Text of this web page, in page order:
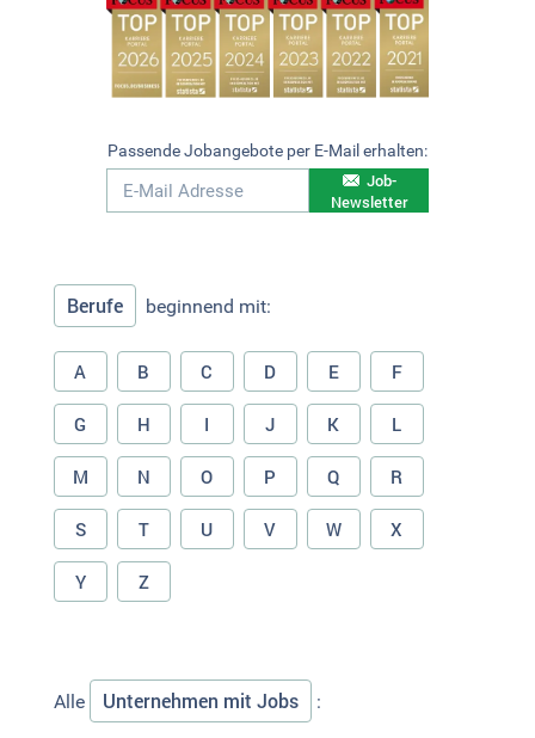
Passende Jobangebote per E-Mail erhalten:
Job-
Newsletter
Berufe beginnend mit:
A B C D E F
G H I J K L
M N O P Q R
S T U V W X
Y Z
Alle Unternehmen mit Jobs :